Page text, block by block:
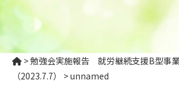
>勉強会実施報告 就労継続支援B型事
（2023.7.7）
>unnamed